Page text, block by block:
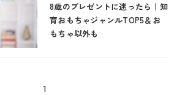
8歳のプレゼントに迷ったら｜知
育おもちゃジャンルTOP5＆お
もちゃ以外も
1